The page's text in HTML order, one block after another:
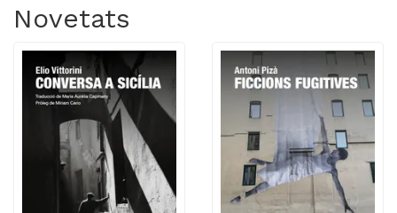
AGENDA
VIDEOTECA
Focus
Entrevistes
Actualitat
El llibre de la setmana
Mirador
Videoteca
Novetats